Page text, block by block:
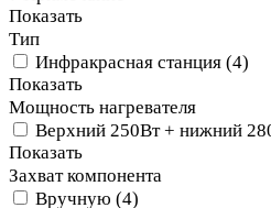
Показать
Тип
Инфракрасная станция (4)
Показать
Мощность нагревателя
Верхний 250Вт + нижний
Показать
Захват компонента
Вручную (4)